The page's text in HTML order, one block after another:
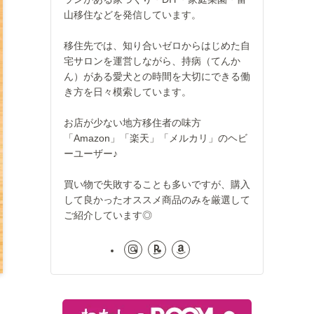
山移住などを発信しています。
移住先では、知り合いゼロからはじめた自
宅サロンを運営しながら、持病（てんか
ん）がある愛犬との時間を大切にできる働
き方を日々模索しています。
お店が少ない地方移住者の味方
「Amazon」「楽天」「メルカリ」のヘビ
ーユーザー♪
買い物で失敗することも多いですが、購入
して良かったオススメ商品のみを厳選して
ご紹介しています◎